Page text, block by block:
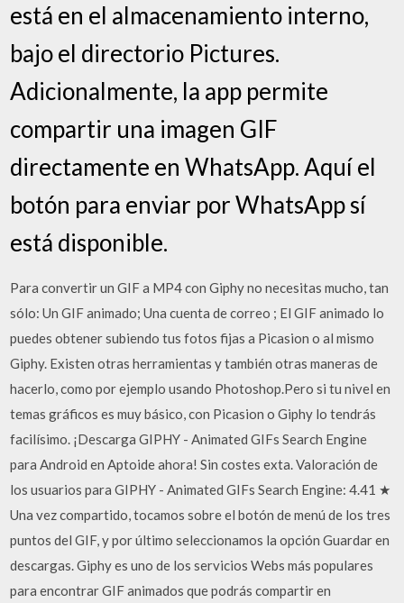
está en el almacenamiento interno,
bajo el directorio Pictures.
Adicionalmente, la app permite
compartir una imagen GIF
directamente en WhatsApp. Aquí el
botón para enviar por WhatsApp sí
está disponible.
Para convertir un GIF a MP4 con Giphy no necesitas mucho, tan
sólo: Un GIF animado; Una cuenta de correo ; El GIF animado lo
puedes obtener subiendo tus fotos fijas a Picasion o al mismo
Giphy. Existen otras herramientas y también otras maneras de
hacerlo, como por ejemplo usando Photoshop.Pero si tu nivel en
temas gráficos es muy básico, con Picasion o Giphy lo tendrás
facilísimo. ¡Descarga GIPHY - Animated GIFs Search Engine
para Android en Aptoide ahora! Sin costes exta. Valoración de
los usuarios para GIPHY - Animated GIFs Search Engine: 4.41 ★
Una vez compartido, tocamos sobre el botón de menú de los tres
puntos del GIF, y por último seleccionamos la opción Guardar en
descargas. Giphy es uno de los servicios Webs más populares
para encontrar GIF animados que podrás compartir en